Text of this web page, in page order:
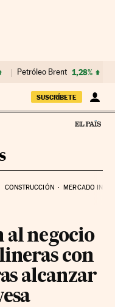
Petróleo Brent 1,28%
SUSCRÍBETE
CONSTRUCCIÓN MERCADO
al negocio
con
alcanzar